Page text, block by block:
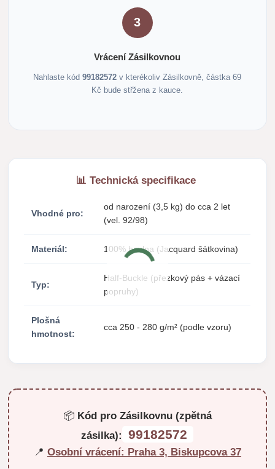
3
Vrácení Zásilkovnou
Nahlaste kód99182572 v kterékoliv Zásilkovně, částka 69
Kč bude střžena z kauce.
📊 Technická specifikace
Vhodné pro:
od narození (3,5 kg) do cca 2 let
(vel. 92/98)
Materiál: 100% bavlna (Jacquard šátkovina)
Typ:
Half-Buckle (přezkový pás + vázací
popruhy)
Plošná
hmotnost:
cca 250 - 280 g/m² (podle vzoru)
📦 Kód pro Zásilkovnu (zpětná
zásilka):
99182572
📍 Osobní vrácení: Praha 3, Biskupcova 37